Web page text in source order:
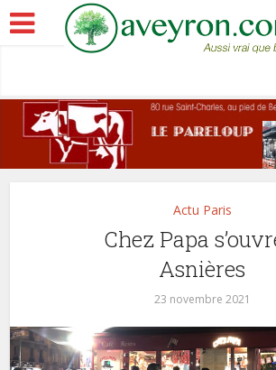
Actu Paris
Chez Papa
Asnières
23 novembre 2021